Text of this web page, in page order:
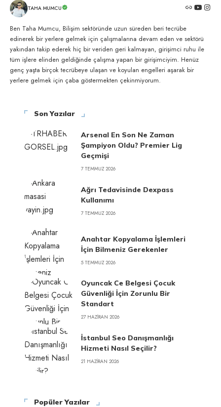
TAHA MUMCU
Ben Taha Mumcu, Bilişim sektöründe uzun süreden beri tecrübe
edinerek bir yerlere gelmek için çalışmalarına devam eden ve sektörü
yakından takip ederek hiç bir veriden geri kalmayan, girişimci ruhu ile
tüm işlere elinden geldiğinde çalışma yapan bir girişimciyim. Henüz
genç yaşta birçok tecrübeye ulaşan ve koyulan engelleri aşarak bir
yerlere gelmek için çaba göstermekten çekinmiyorum.
Son Yazılar
Arsenal En Son Ne Zaman
Şampiyon Oldu? Premier Lig
Geçmişi
7 TEMMUZ 2026
Ağrı Tedavisinde Dexpass
Kullanımı
7 TEMMUZ 2026
Anahtar Kopyalama İşlemleri
İçin Bilmeniz Gerekenler
5 TEMMUZ 2026
Oyuncak Ce Belgesi Çocuk
Güvenliği İçin Zorunlu Bir
Standart
27 HAZIRAN 2026
İstanbul Seo Danışmanlığı
Hizmeti Nasıl Seçilir?
21 HAZIRAN 2026
Popüler Yazılar